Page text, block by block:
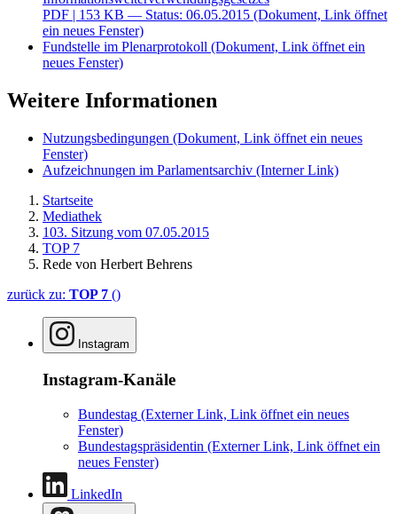
PDF | 153 KB — Status: 06.05.2015 (Dokument, Link öffnet
ein neues Fenster)
Fundstelle im Plenarprotokoll (Dokument, Link öffnet ein
neues Fenster)
Weitere Informationen
Nutzungsbedingungen (Dokument, Link öffnet ein neues
Fenster)
Aufzeichnungen im Parlamentsarchiv (Interner Link)
Startseite
Mediathek
103. Sitzung vom 07.05.2015
TOP 7
Rede von Herbert Behrens
zurück zu: TOP 7 ()
Instagram
Instagram-Kanäle
Bundestag (Externer Link, Link öffnet ein neues
Fenster)
Bundestagspräsidentin (Externer Link, Link öffnet ein
neues Fenster)
LinkedIn